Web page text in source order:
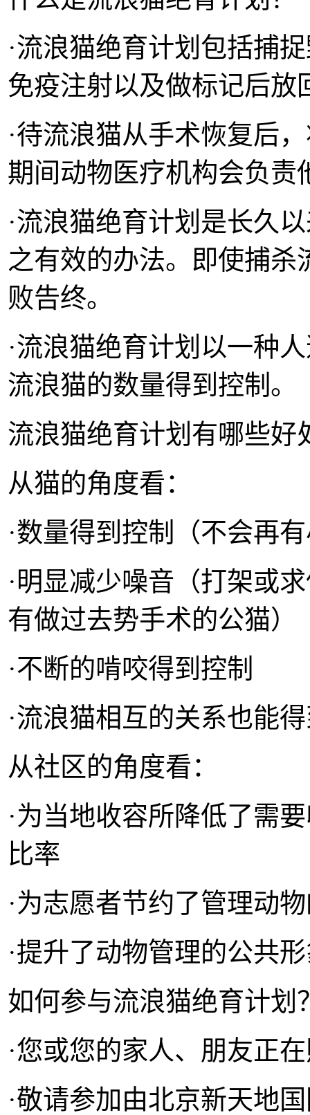
·流浪猫绝育计划包括捕
免疫注射以及做标记后放
·待流浪猫从手术恢复后
期间动物医疗机构会负责
·流浪猫绝育计划是长久
之有效的办法。即使捕
败告终。
·流浪猫绝育计划以一种
流浪猫的数量得到控制。
流浪猫绝育计划有哪些好
从猫的角度看：
·数量得到控制（不会再
·明显减少噪音（打架或
有做过去势手术的公猫）
·不断的啃咬得到控制
·流浪猫相互的关系也能
从社区的角度看：
·为当地收容所降低了需
比率
·为志愿者节约了管理动
·提升了动物管理的公共
如何参与流浪猫绝育计划
·您或您的家人、朋友正
·敬请参加由北京新天地